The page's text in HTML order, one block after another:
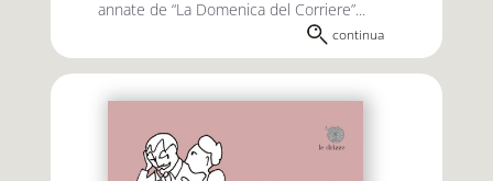
annate de “La Domenica del Corriere”...
continua